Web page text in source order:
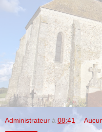
Administrateur à 08:41